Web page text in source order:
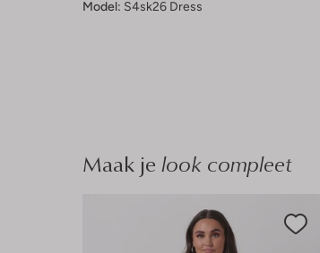
Model: S4sk26 Dress
Maak je look compleet